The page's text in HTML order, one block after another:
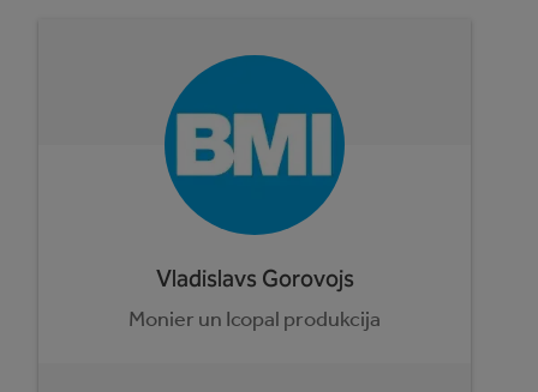
Vladislavs Gorovojs
Monier un Icopal produkcija